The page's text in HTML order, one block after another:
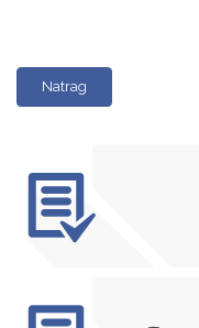
Natrag